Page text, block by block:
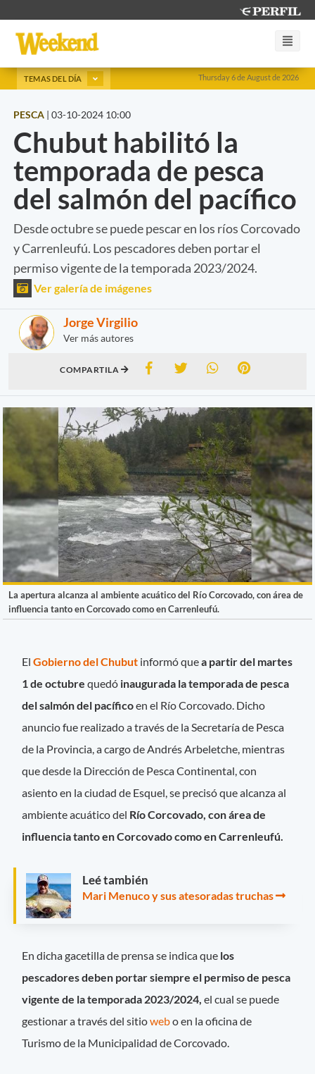
Thursday 6 de August de 2026
TEMAS DEL DÍA
PESCA | 03-10-2024 10:00
Chubut habilitó la
temporada de pesca
del salmón del pacífico
Desde octubre se puede pescar en los ríos Corcovado
y Carrenleufú. Los pescadores deben portar el
permiso vigente de la temporada 2023/2024.
Ver galería de imágenes
Jorge Virgilio
Ver más autores
COMPARTILA
La apertura alcanza al ambiente acuático del Río Corcovado, con área de
influencia tanto en Corcovado como en Carrenleufú.
ElGobierno del Chubut informó quea partir del martes
1 de octubre quedó inaugurada la temporada de pesca
del salmón del pacíficoen el Río Corcovado. Dicho
anuncio fue realizado a través de la Secretaría de Pesca
de la Provincia, a cargo de Andrés Arbeletche, mientras
que desde la Dirección de Pesca Continental, con
asiento en la ciudad de Esquel, se precisó que alcanza al
ambiente acuático del Río Corcovado, con área de
influencia tanto en Corcovado como en Carrenleufú.
Leé también
Mari Menuco y sus atesoradas truchas
En dicha gacetilla de prensa se indica que los
pescadores deben portar siempre el permiso de pesca
vigente de la temporada 2023/2024, el cual se puede
gestionar a través del sitiowebo en la oficina de
Turismo de la Municipalidad de Corcovado.